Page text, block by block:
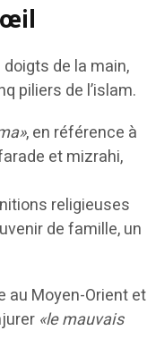
œil
de la main,
piliers de l’islam.
, en référence à
et mizrahi,
religieuses
de famille, un
au Moyen-Orient et
«le mauvais